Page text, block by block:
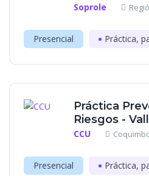
Soprole
Presencial Práctica,
Práctica
Riesgos -
CCU
Presencial Práctica,